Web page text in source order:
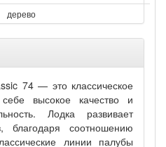
дерево
74 — это классическое
высокое качество и
Лодка развивает
благодаря соотношению
линии палубы